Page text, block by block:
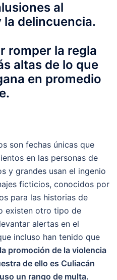
al
delincuencia.
romper la regla
altas de lo que
en promedio
son fechas únicas que
en las personas de
y grandes usan el ingenio
ficticios, conocidos por
para las historias de
existen otro tipo de
alertas en el
incluso han tenido que
la promoción de la violencia
de ello es Culiacán
un rango de multa.